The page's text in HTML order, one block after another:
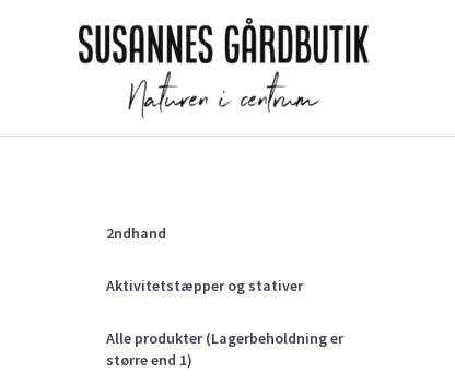
2ndhand
Aktivitetstæpper og stativer
Alle produkter (Lagerbeholdning er
større end 1)